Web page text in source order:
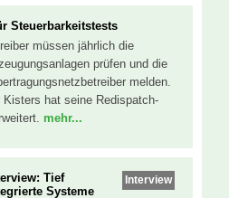
Steuerbarkeitstests
müssen jährlich die
prüfen und die
melden.
Kisters hat seine Redispatch-
mehr...
Interview
Tief
Systeme